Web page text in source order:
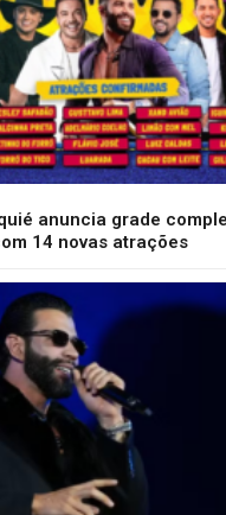
anuncia grade
14 novas atrações